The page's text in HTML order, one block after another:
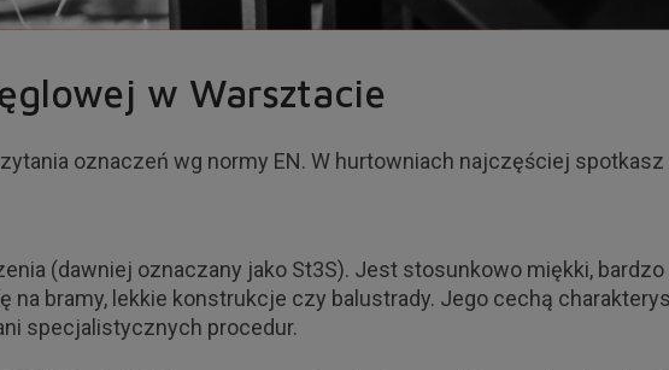
w Warsztacie
oznaczeń wg normy EN. W hurtowniach najczęściej spotkasz
(dawniej oznaczany jako St3S). Jest stosunkowo miękki, bardzo
na bramy, lekkie konstrukcje czy balustrady. Jego cechą
specjalistycznych procedur.